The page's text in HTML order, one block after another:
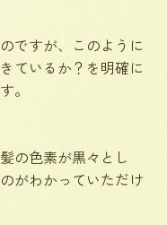
ですが、このように
ているか？を明確に
。
の色素が黒々とし
がわかっていただけ